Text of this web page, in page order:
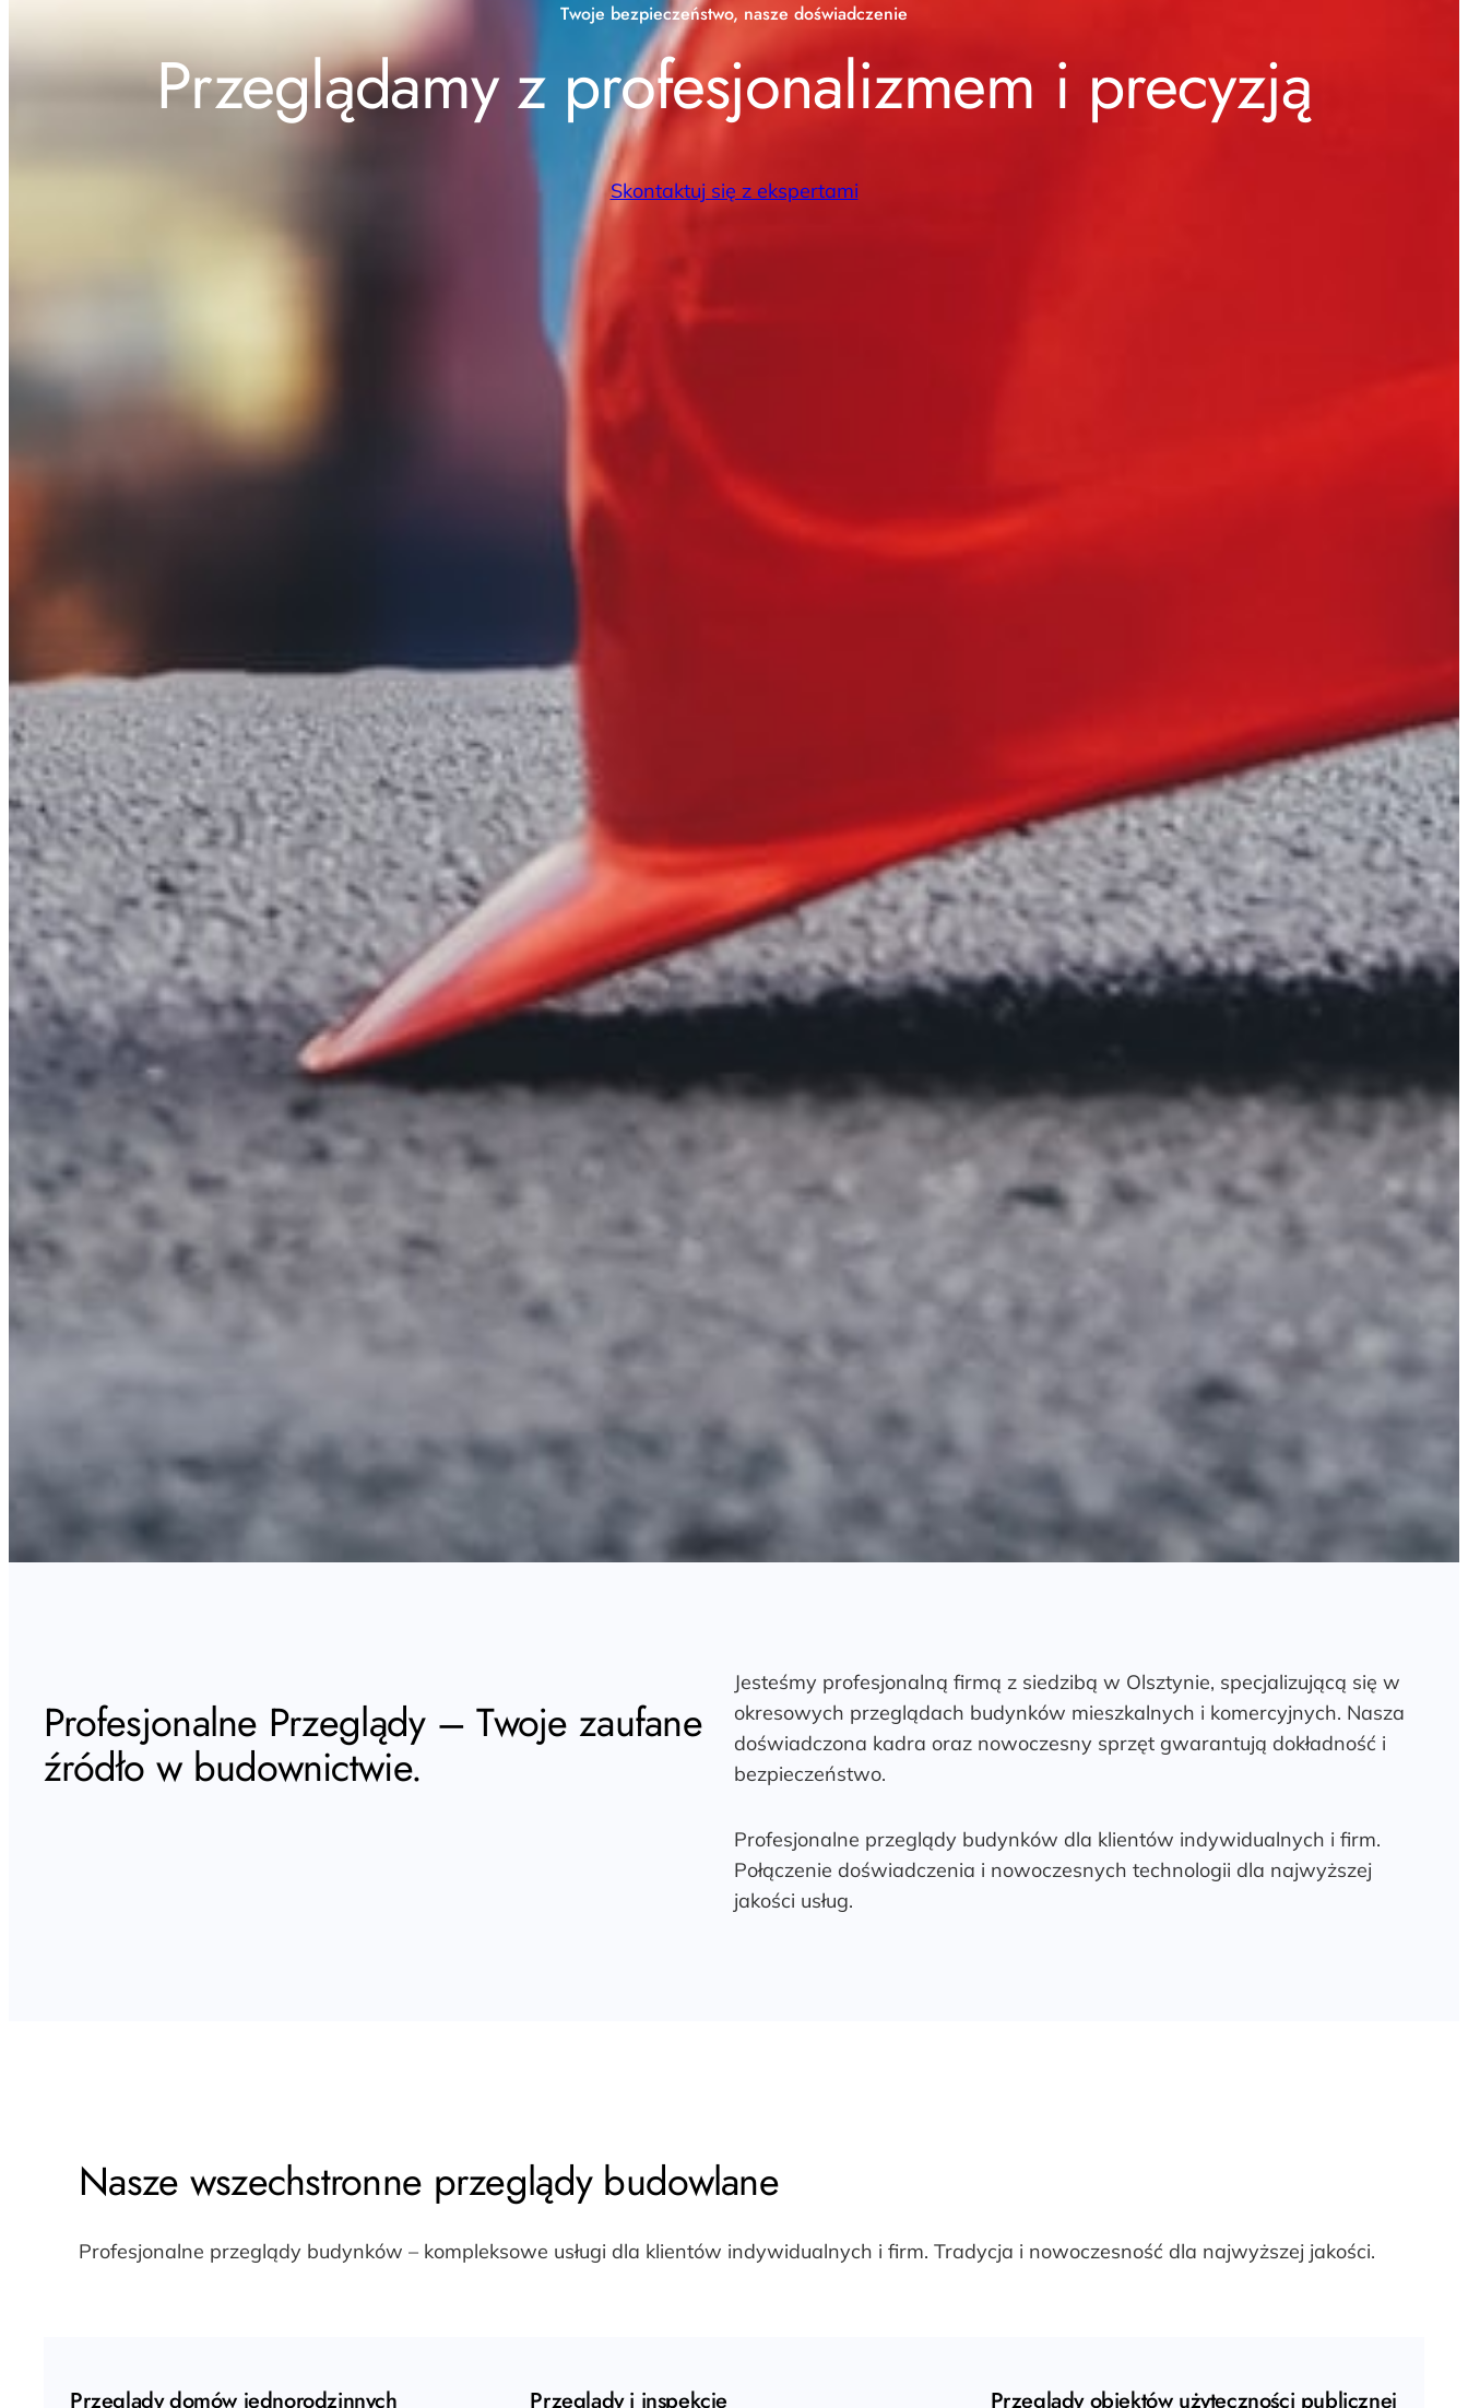
Twoje bezpieczeństwo, nasze doświadczenie
Przeglądamy z profesjonalizmem i precyzją
Skontaktuj się z ekspertami
Profesjonalne Przeglądy – Twoje zaufane
źródło w budownictwie.
Jesteśmy profesjonalną firmą z siedzibą w Olsztynie, specjalizującą się w
okresowych przeglądach budynków mieszkalnych i komercyjnych. Nasza
doświadczona kadra oraz nowoczesny sprzęt gwarantują dokładność i
bezpieczeństwo.
Profesjonalne przeglądy budynków dla klientów indywidualnych i firm.
Połączenie doświadczenia i nowoczesnych technologii dla najwyższej
jakości usług.
Nasze wszechstronne przeglądy budowlane
Profesjonalne przeglądy budynków – kompleksowe usługi dla klientów indywidualnych i firm. Tradycja i nowoczesność dla najwyższej jakości.
Przeglądy domów jednorodzinnych Przeglądy i inspekcje Przeglądy obiektów użyteczności publicznej